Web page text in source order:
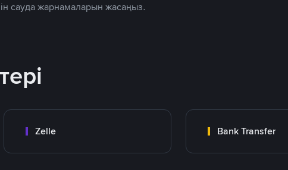
сауда жарнамаларын жасаңыз.
Zelle Bank Transfer